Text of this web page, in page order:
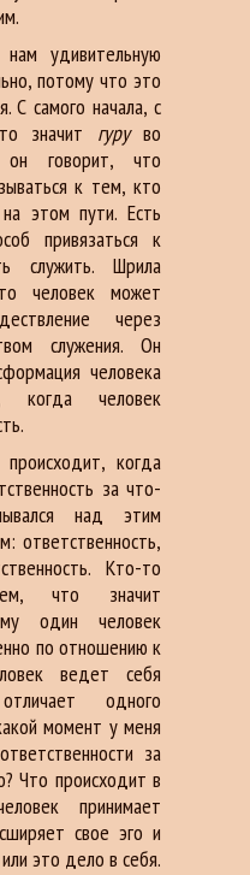
удивительную
потому что это
С самого начала, с
значит гуруво
он говорит, что
к тем, кто
этом пути. Есть
привязаться к
служить. Шрила
человек может
через
служения. Он
человека
когда человек
когда
за что-
над этим
ответственность,
Кто-то
что значит
один человек
по отношению к
ведет себя
одного
момент у меня
за
Что происходит в
принимает
свое эго и
это дело в себя.